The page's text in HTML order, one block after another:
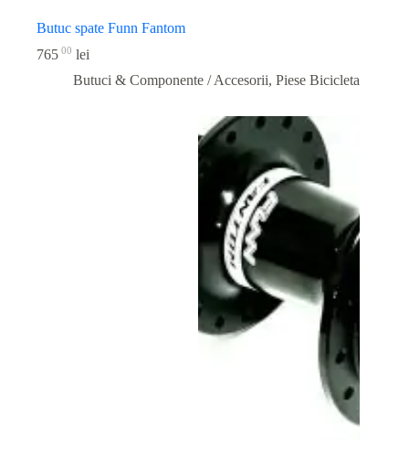
Butuc spate Funn Fantom
765 00 lei
Butuci & Componente / Accesorii, Piese Bicicleta